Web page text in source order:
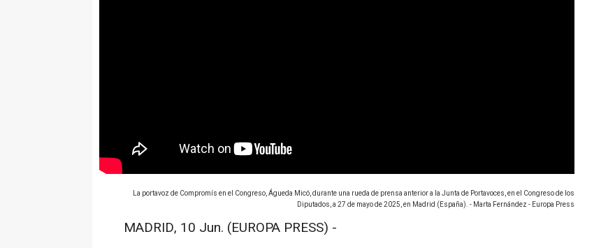
La portavoz de Compromís en el Congreso, Águeda Micó, durante una rueda de prensa anterior a la Junta de Portavoces, en el Congreso de los
Diputados, a 27 de mayo de 2025, en Madrid (España). - Marta Fernández - Europa Press
MADRID, 10 Jun. (EUROPA PRESS) -